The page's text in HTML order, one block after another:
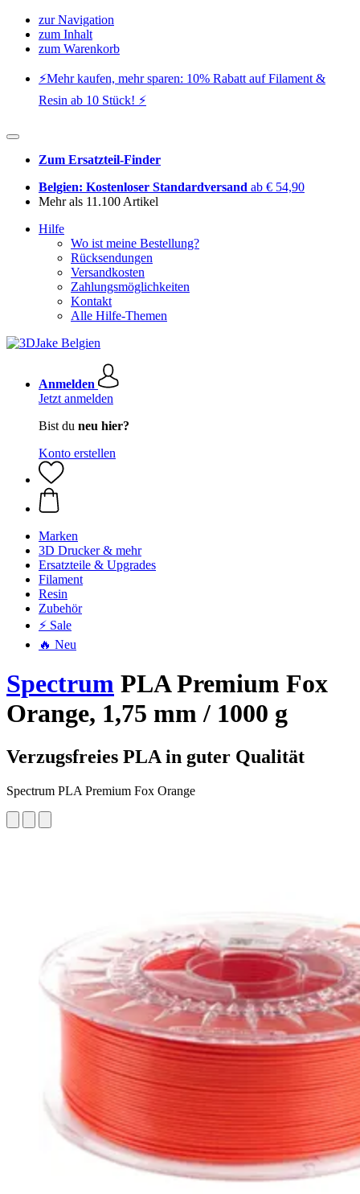
zur Navigation
zum Inhalt
zum Warenkorb
⚡️Mehr kaufen, mehr sparen: 10% Rabatt auf Filament &
Resin ab 10 Stück! ⚡️
Zum Ersatzteil-Finder
Belgien: Kostenloser Standardversand ab € 54,90
Mehr als 11.100 Artikel
Hilfe
Wo ist meine Bestellung?
Rücksendungen
Versandkosten
Zahlungsmöglichkeiten
Kontakt
Alle Hilfe-Themen
Anmelden
Jetzt anmelden
Bist du neu hier?
Konto erstellen
Marken
3D Drucker & mehr
Ersatzteile & Upgrades
Filament
Resin
Zubehör
⚡ Sale
🔥 Neu
Spectrum PLA Premium Fox
Orange, 1,75 mm / 1000 g
Verzugsfreies PLA in guter Qualität
Spectrum PLA Premium Fox Orange